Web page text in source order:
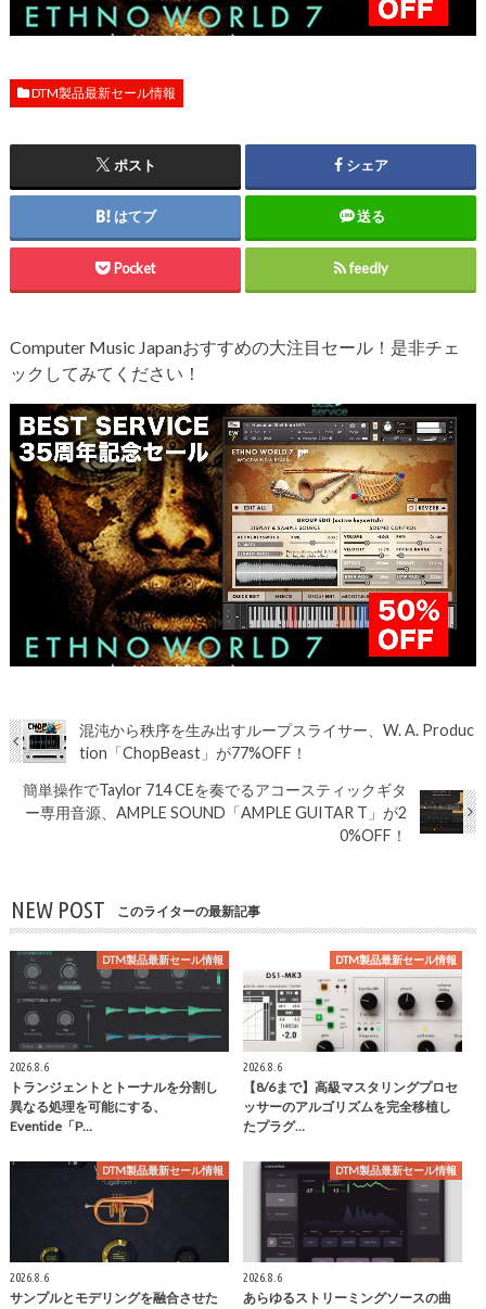
DTM製品最新セール情報
ポスト シェア
はてブ 送る
Pocket feedly
Computer Music Japanおすすめの大注目セール！是非チェ
ックしてみてください！
混沌から秩序を生み出すループスライサー、W. A. Produc
tion「ChopBeast」が77%OFF！
簡単操作でTaylor 714 CEを奏でるアコースティックギタ
ー専用音源、AMPLE SOUND「AMPLE GUITAR T」が2
0%OFF！
NEW POST このライターの最新記事
DTM製品最新セール情報
2026.8.6
トランジェントとトーナルを分割し
異なる処理を可能にする、
Eventide「P…
DTM製品最新セール情報
2026.8.6
【8/6まで】高級マスタリングプロセ
ッサーのアルゴリズムを完全移植し
たプラグ…
DTM製品最新セール情報
2026.8.6
サンプルとモデリングを融合させた
DTM製品最新セール情報
2026.8.6
あらゆるストリーミングソースの曲